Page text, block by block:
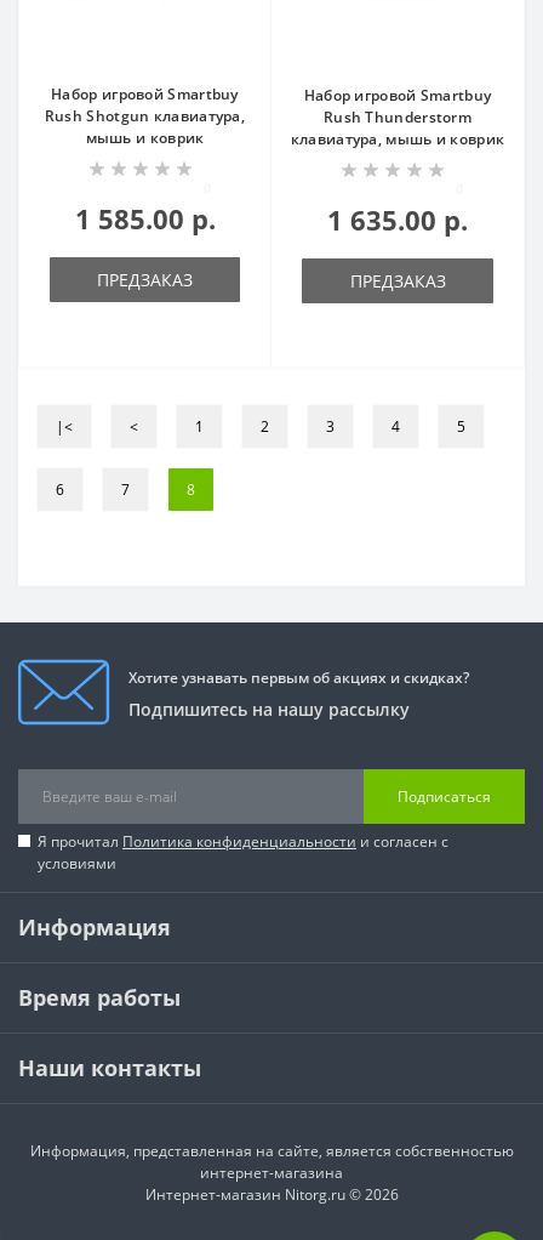
Набор игровой Smartbuy
Rush Shotgun клавиатура,
мышь и коврик
1 585.00 р.
ПРЕДЗАКАЗ
Набор игровой Smartbuy
Rush Thunderstorm
клавиатура, мышь и коврик
1 635.00 р.
ПРЕДЗАКАЗ
|< < 1 2 3 4 5
6 7 8
Хотите узнавать первым об акциях и скидках?
Подпишитесь на нашу рассылку
Подписаться
Я прочитал Политика конфиденциальности и согласен с
условиями
Информация
Время работы
Наши контакты
Информация, представленная на сайте, является собственностью
интернет-магазина
Интернет-магазин Nitorg.ru © 2026